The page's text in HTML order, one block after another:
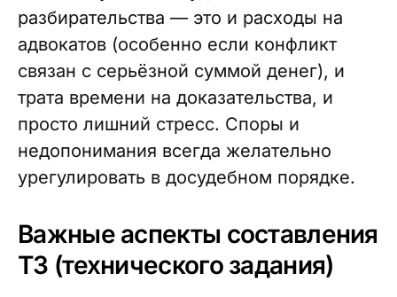
разбирательства — это и расходы на
адвокатов (особенно если конфликт
связан с серьёзной суммой денег), и
трата времени на доказательства, и
просто лишний стресс. Споры и
недопонимания всегда желательно
урегулировать в досудебном порядке.
Важные аспекты составления
ТЗ (технического задания)